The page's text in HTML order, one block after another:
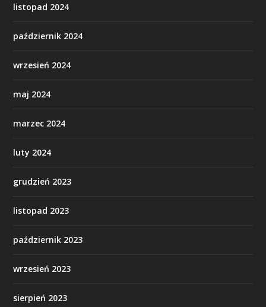
listopad 2024
październik 2024
wrzesień 2024
maj 2024
marzec 2024
luty 2024
grudzień 2023
listopad 2023
październik 2023
wrzesień 2023
sierpień 2023